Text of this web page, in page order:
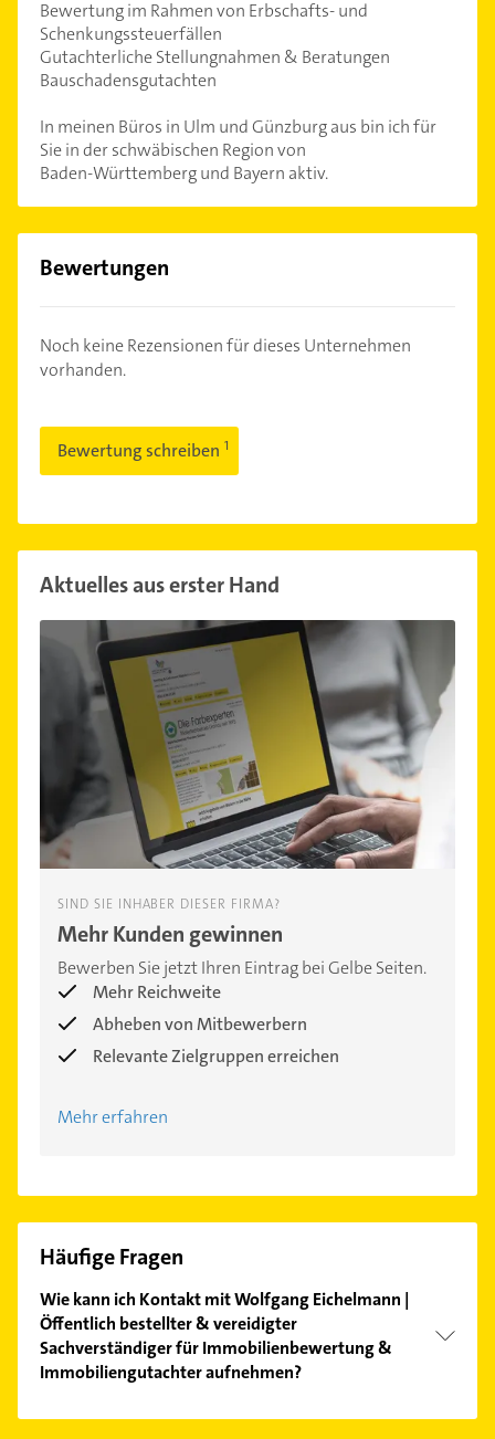
Bewertung im Rahmen von Erbschafts- und
Schenkungssteuerfällen
Gutachterliche Stellungnahmen & Beratungen
Bauschadensgutachten
In meinen Büros in Ulm und Günzburg aus bin ich für
Sie in der schwäbischen Region von
Baden-Württemberg und Bayern aktiv.
Bewertungen
Noch keine Rezensionen für dieses Unternehmen
vorhanden.
Bewertung schreiben
Aktuelles aus erster Hand
SIND SIE INHABER DIESER FIRMA?
Mehr Kunden gewinnen
Bewerben Sie jetzt Ihren Eintrag bei Gelbe Seiten.
Mehr Reichweite
Abheben von Mitbewerbern
Relevante Zielgruppen erreichen
Mehr erfahren
Häufige Fragen
Wie kann ich Kontakt mit Wolfgang Eichelmann |
Öffentlich bestellter & vereidigter
Sachverständiger für Immobilienbewertung &
Immobiliengutachter aufnehmen?